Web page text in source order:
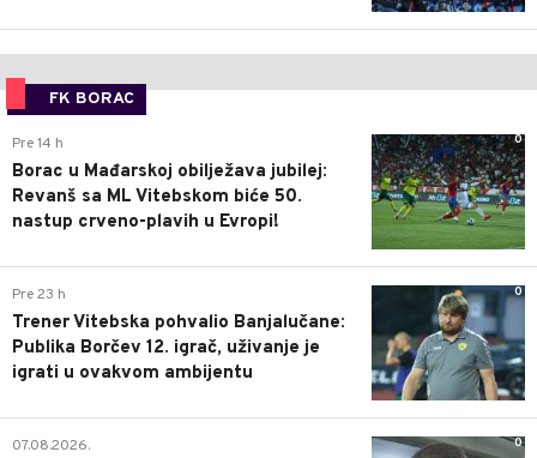
FK BORAC
0
Pre 14 h
Borac u Mađarskoj obilježava jubilej:
Revanš sa ML Vitebskom biće 50.
nastup crveno-plavih u Evropi!
0
Pre 23 h
Trener Vitebska pohvalio Banjalučane:
Publika Borčev 12. igrač, uživanje je
igrati u ovakvom ambijentu
0
07.08.2026.